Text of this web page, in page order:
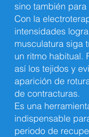
sino también
Con la
intensidades
musculatura siga
un ritmo habitual.
así los tejidos y
aparición de
de contracturas.
Es una
indispensable
periodo de